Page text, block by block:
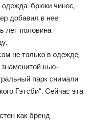
брюки чинос,
добавил в нее
лет половина
не только в одежде,
знаменитой нью-
парк снимали
Гэтсби”. Сейчас эта
как бренд